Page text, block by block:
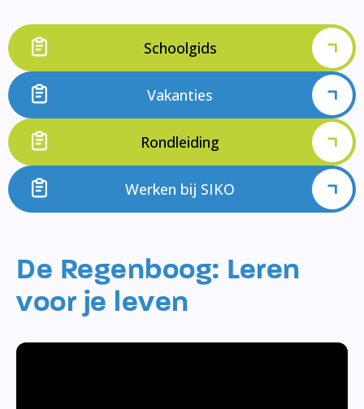
Schoolgids
Vakanties
Rondleiding
Werken bij SIKO
De Regenboog: Leren
voor je leven